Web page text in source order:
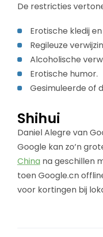
De restricties
Erotische kledij
Regileuze
Alcoholische
Erotische humor.
Gesimuleerde of
Shihui
Daniel Alegre van
Google kan zo’n
China na geschillen
toen Google.cn
voor kortingen bij